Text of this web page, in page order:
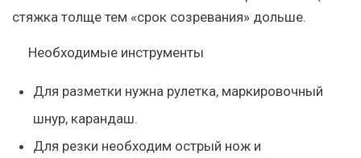
стяжка толще тем «срок созревания» дольше.
Необходимые инструменты
Для разметки нужна рулетка, маркировочный
шнур, карандаш.
Для резки необходим острый нож и